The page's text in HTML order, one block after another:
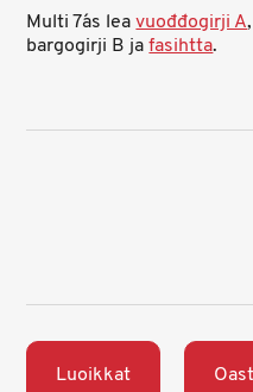
Multi 7´as leavuođđogirji A
bargogirji B jafasihtta.
Luoikkat